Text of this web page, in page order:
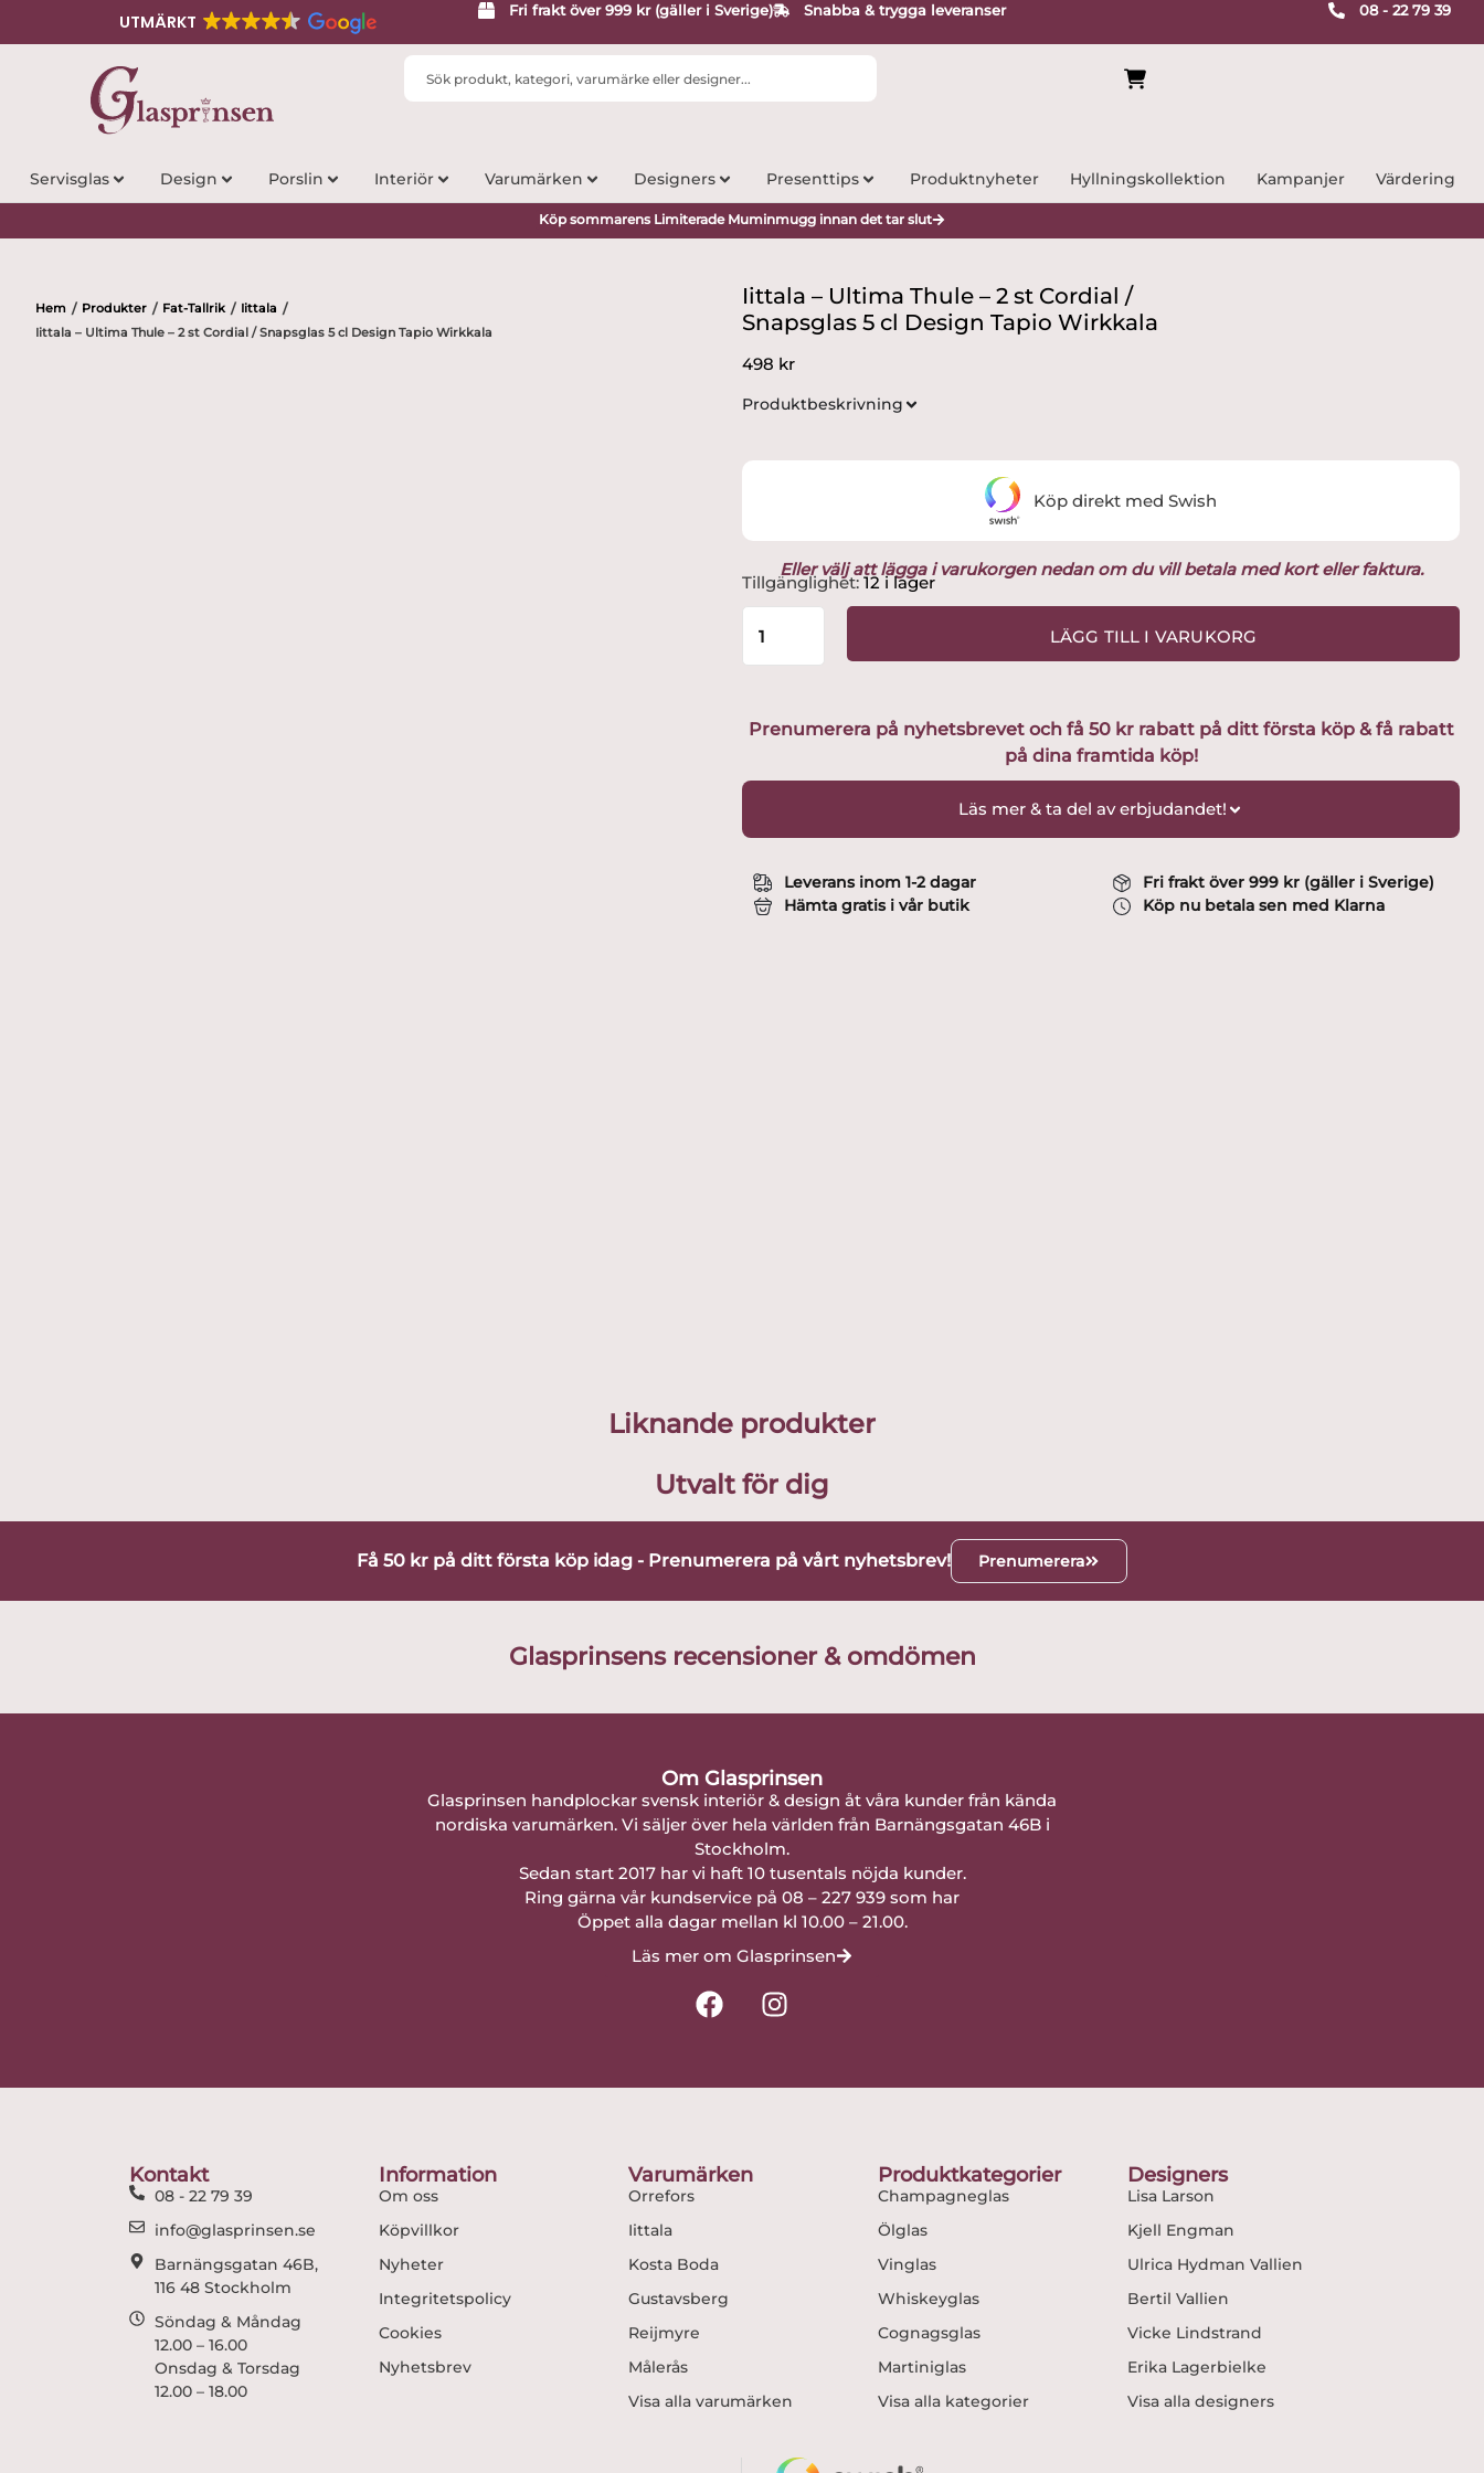
UTMÄRKT
Fri frakt över 999 kr (gäller i Sverige) Snabba & trygga leveranser 08 - 22 79 39
Search
Servisglas Design Porslin Interiör Varumärken Designers Presenttips Produktnyheter Hyllningskollektion Kampanjer Värdering
Köp sommarens Limiterade Muminmugg innan det tar slut
Hem / Produkter / Fat-Tallrik / Iittala /
Iittala – Ultima Thule – 2 st Cordial / Snapsglas 5 cl Design Tapio Wirkkala
Iittala – Ultima Thule – 2 st Cordial /
Snapsglas 5 cl Design Tapio Wirkkala
498 kr
Produktbeskrivning
Eller välj att lägga i varukorgen nedan om du vill betala med kort eller faktura.
Tillgänglighet: 12 i lager
Iittala
-
Ultima
st
Design
Tapio
Wirkkala
LÄGG TILL I VARUKORG
Köp direkt med Swish
Prenumerera på nyhetsbrevet och få 50 kr rabatt på ditt första köp & få rabatt
på dina framtida köp!
Läs mer & ta del av erbjudandet!
Leverans inom 1-2 dagar
Hämta gratis i vår butik
Fri frakt över 999 kr (gäller i Sverige)
Köp nu betala sen med Klarna
Liknande produkter
Utvalt för dig
Få 50 kr på ditt första köp idag - Prenumerera på vårt nyhetsbrev! Prenumerera
Glasprinsens recensioner & omdömen
Om Glasprinsen
Glasprinsen handplockar svensk interiör & design åt våra kunder från kända
nordiska varumärken. Vi säljer över hela världen från Barnängsgatan 46B i
Stockholm.
Sedan start 2017 har vi haft 10 tusentals nöjda kunder.
Ring gärna vår kundservice på 08 – 227 939 som har
Öppet alla dagar mellan kl 10.00 – 21.00.
Läs mer om Glasprinsen
F
a
k
I
n
Kontakt
08 - 22 79 39
info@glasprinsen.se
Barnängsgatan 46B,
116 48 Stockholm
Söndag & Måndag
12.00 – 16.00
Onsdag & Torsdag
12.00 – 18.00
Information
Om oss
Köpvillkor
Nyheter
Integritetspolicy
Cookies
Nyhetsbrev
Varumärken
Orrefors
Iittala
Kosta Boda
Gustavsberg
Reijmyre
Målerås
Visa alla varumärken
Produktkategorier
Champagneglas
Ölglas
Vinglas
Whiskeyglas
Cognagsglas
Martiniglas
Visa alla kategorier
Designers
Lisa Larson
Kjell Engman
Ulrica Hydman Vallien
Bertil Vallien
Vicke Lindstrand
Erika Lagerbielke
Visa alla designers